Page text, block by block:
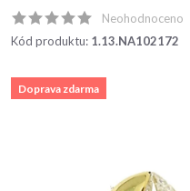
Neohodnoceno
Kód produktu: 1.13.NA102172
Doprava zdarma